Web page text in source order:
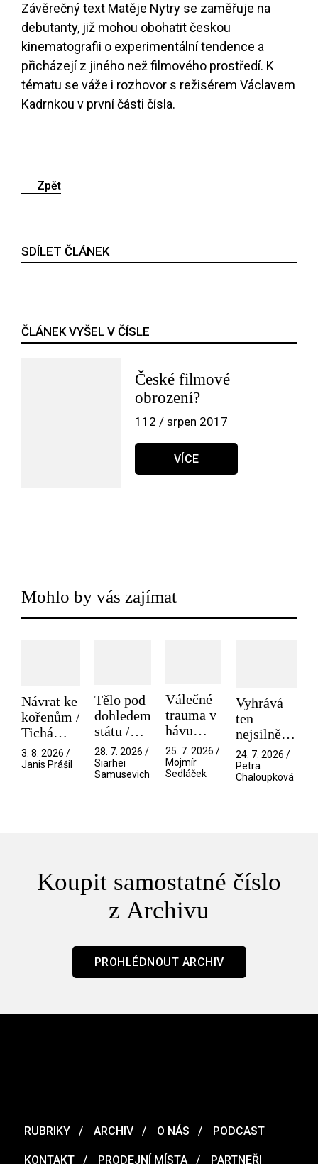
Závěrečný text Matěje Nytry se zaměřuje na
debutanty, již mohou obohatit českou
kinematografii o experimentální tendence a
přicházejí z jiného než filmového prostředí. K
tématu se váže i rozhovor s režisérem Václavem
Kadrnkou v první části čísla.
Zpět
SDÍLET ČLÁNEK
ČLÁNEK VYŠEL V ČÍSLE
České filmové
obrození?
112 / srpen 2017
VÍCE
Mohlo by vás zajímat
Návrat ke
kořenům /
Tichá
přítelkyně
3. 8. 2026 /
Janis Prášil
Tělo pod
dohledem
státu /
Pramen
28. 7. 2026 /
Siarhei
Samusevich
Válečné
trauma v
hávu
spektáklu
/ Odyssea
25. 7. 2026 /
Mojmír
Sedláček
Vyhrává
ten
nejsilnější
/ V nitru
manosféry
24. 7. 2026 /
Petra
Chaloupková
Koupit samostatné číslo
z Archivu
PROHLÉDNOUT ARCHIV
RUBRIKY ARCHIV O NÁS PODCAST
KONTAKT PRODEJNÍ MÍSTA PARTNEŘI